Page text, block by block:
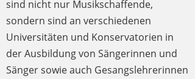
sind nicht nur Musikschaffende,
sondern sind an verschiedenen
Universitäten und Konservatorien in
der Ausbildung von Sängerinnen und
Sänger sowie auch Gesangslehrerinnen